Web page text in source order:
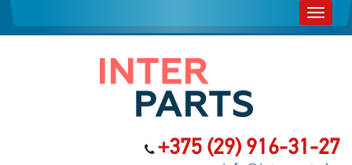
+375 (29) 916-31-27